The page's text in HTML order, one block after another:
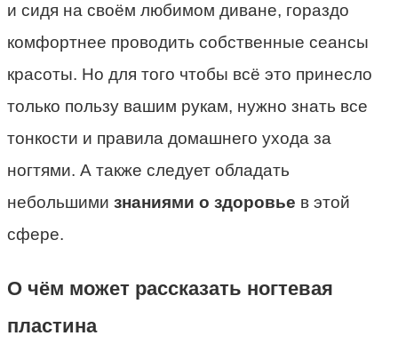
и сидя на своём любимом диване, гораздо
комфортнее проводить собственные сеансы
красоты. Но для того чтобы всё это принесло
только пользу вашим рукам, нужно знать все
тонкости и правила домашнего ухода за
ногтями. А также следует обладать
небольшими знаниями о здоровье в этой
сфере.
О чём может рассказать ногтевая
пластина